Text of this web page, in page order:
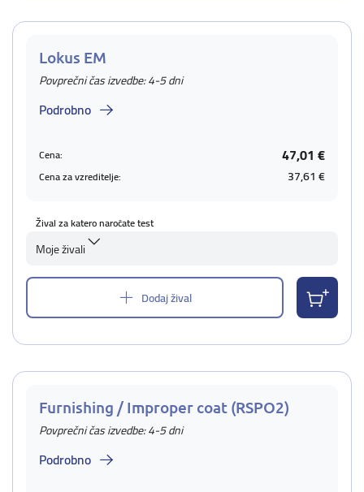
Lokus EM
Povprečni čas izvedbe: 4-5 dni
Podrobno
Cena: 47,01 €
Cena za vzreditelje: 37,61 €
Žival za katero naročate test
Moje živali
Dodaj žival
Furnishing / Improper coat (RSPO2)
Povprečni čas izvedbe: 4-5 dni
Podrobno